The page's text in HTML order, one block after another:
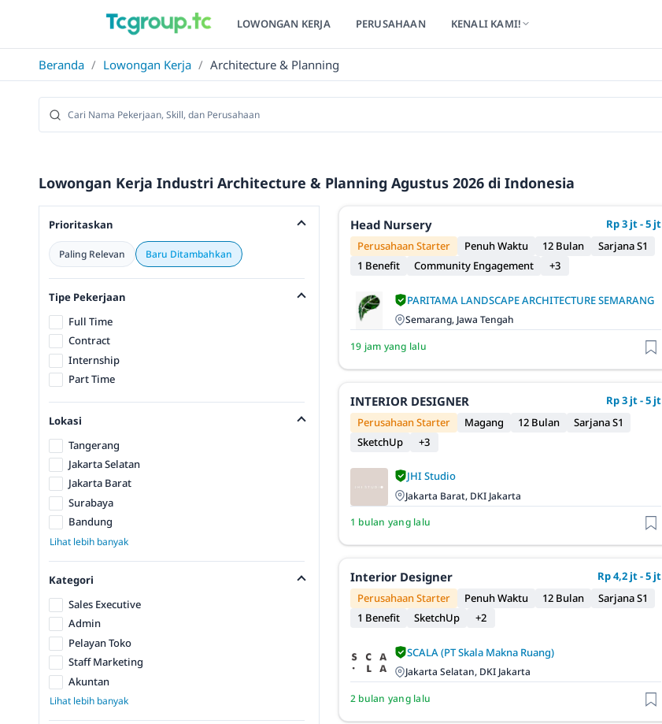
LOWONGAN KERJA PERUSAHAAN KENALI KAMI!
Beranda / Lowongan Kerja / Architecture & Planning
Lowongan Kerja Industri Architecture & Planning Agustus 2026 di Indonesia
Prioritaskan
Paling Relevan Baru Ditambahkan
Tipe Pekerjaan
Full Time
Contract
Internship
Part Time
Lokasi
Tangerang
Jakarta Selatan
Jakarta Barat
Surabaya
Bandung
Lihat lebih banyak
Kategori
Sales Executive
Admin
Pelayan Toko
Staff Marketing
Akuntan
Lihat lebih banyak
Head Nursery
Rp 3 jt - 5 jt
Perusahaan Starter
Penuh Waktu 12 Bulan
Sarjana S1
1 Benefit
Community Engagement +3
PARITAMA LANDSCAPE ARCHITECTURE SEMARANG
Semarang, Jawa Tengah
19 jam yang lalu
INTERIOR DESIGNER
Rp 3 jt - 5 jt
Perusahaan Starter
Magang 12 Bulan
Sarjana S1
SketchUp
+3
JHI Studio
Jakarta Barat, DKI Jakarta
1 bulan yang lalu
Interior Designer
Rp 4,2 jt - 5 jt
Perusahaan Starter
Penuh Waktu 12 Bulan
Sarjana S1
1 Benefit
SketchUp +2
SCALA (PT Skala Makna Ruang)
Jakarta Selatan, DKI Jakarta
2 bulan yang lalu